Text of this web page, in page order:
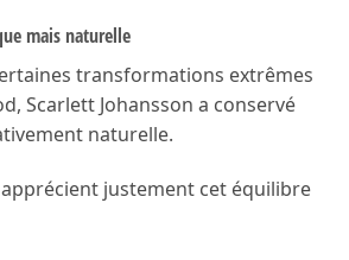
mais naturelle
transformations extrêmes
Scarlett Johansson a conservé
naturelle.
justement cet équilibre